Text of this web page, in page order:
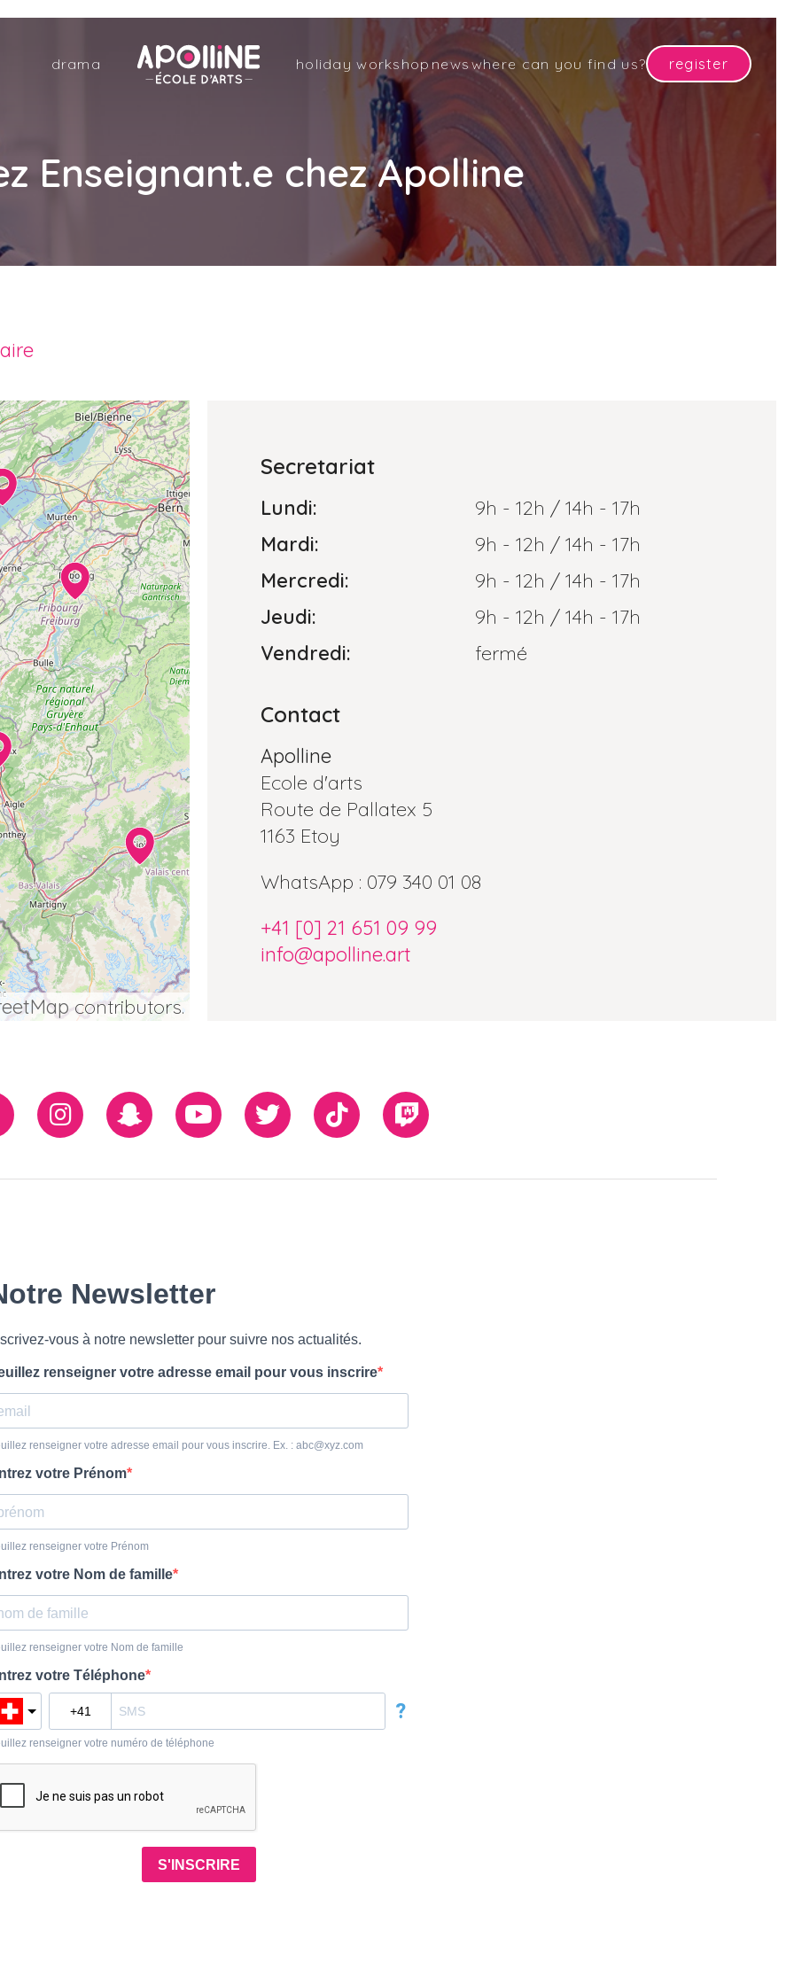
Apolline
–
École
drama holiday workshop newswhere can you find us? register
Enseignant.e chez Apolline
contributors.
Secretariat
Lundi:
9h - 12h / 14h - 17h
Mardi:
9h - 12h / 14h - 17h
Mercredi:
9h - 12h / 14h - 17h
Jeudi:
9h - 12h / 14h - 17h
Vendredi:
fermé
Contact
Apolline
Ecole d'arts
Route de Pallatex 5
1163 Etoy
WhatsApp : 079 340 01 08
+41 [0] 21 651 09 99
info@apolline.art
InstagramSnapchatYoutubeTwiiter TikTok Twitch